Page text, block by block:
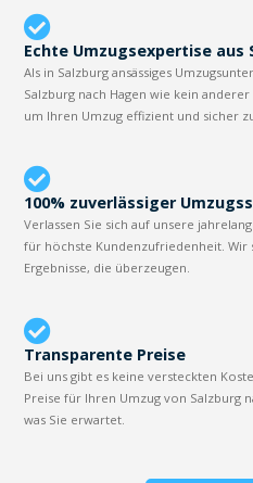
Echte Umzugsexpertise aus
Als in Salzburg ansässiges
Salzburg nach Hagen wie kein
um Ihren Umzug effizient und sicher
100% zuverlässiger
Verlassen Sie sich auf unsere
für höchste Kundenzufriedenheit.
Ergebnisse, die überzeugen.
Transparente Preise
Bei uns gibt es keine versteckten
Preise für Ihren Umzug von Salzburg
was Sie erwartet.